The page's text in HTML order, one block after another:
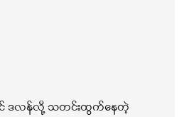
ဒလန်လို့ သတင်းထွက်နေတဲ့